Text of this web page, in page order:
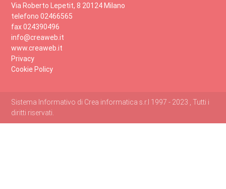
Via Roberto Lepetit, 8 20124 Milano
telefono 02466565
fax 024390496
info@creaweb.it
www.creaweb.it
Privacy
Cookie Policy
Sistema Informativo di Crea informatica s.r.l 1997 - 2023 , Tutti i
diritti riservati.